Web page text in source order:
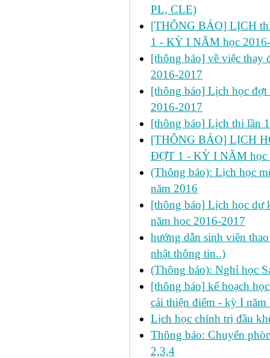
PL, CLE)
[THÔNG BÁO] LỊCH
1 - KỲ I NĂM học
[thông báo] về việc thay
2016-2017
[thông báo] Lịch học
2016-2017
[thông báo] Lịch thi lần
[THÔNG BÁO] LỊCH
ĐỢT 1 - KỲ I NĂM học
(Thông báo): Lịch học
năm 2016
[thông báo] Lịch học dự
năm hoc 2016-2017
hướng dẫn sinh viên
nhật thông tin..)
(Thông báo): Nghỉ học
[thông báo] kế hoạch
cải thiện điểm - kỳ I
Lịch học chính trị đầu
Thông báo: Chuyển
2,3,4